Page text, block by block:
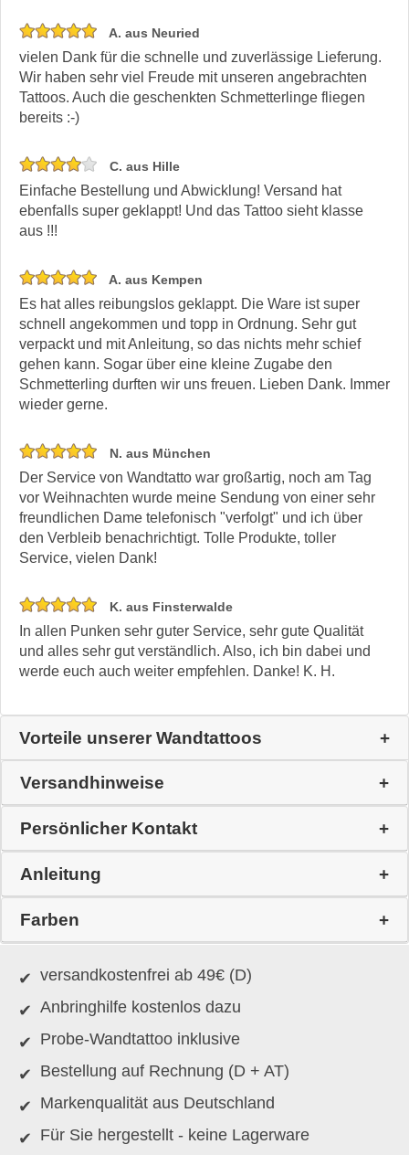
A. aus Neuried
vielen Dank für die schnelle und zuverlässige Lieferung.
Wir haben sehr viel Freude mit unseren angebrachten
Tattoos. Auch die geschenkten Schmetterlinge fliegen
bereits :-)
C. aus Hille
Einfache Bestellung und Abwicklung! Versand hat
ebenfalls super geklappt! Und das Tattoo sieht klasse
aus !!!
A. aus Kempen
Es hat alles reibungslos geklappt. Die Ware ist super
schnell angekommen und topp in Ordnung. Sehr gut
verpackt und mit Anleitung, so das nichts mehr schief
gehen kann. Sogar über eine kleine Zugabe den
Schmetterling durften wir uns freuen. Lieben Dank. Immer
wieder gerne.
N. aus München
Der Service von Wandtatto war großartig, noch am Tag
vor Weihnachten wurde meine Sendung von einer sehr
freundlichen Dame telefonisch "verfolgt" und ich über
den Verbleib benachrichtigt. Tolle Produkte, toller
Service, vielen Dank!
K. aus Finsterwalde
In allen Punken sehr guter Service, sehr gute Qualität
und alles sehr gut verständlich. Also, ich bin dabei und
werde euch auch weiter empfehlen. Danke! K. H.
Vorteile unserer Wandtattoos
Versandhinweise
Persönlicher Kontakt
Anleitung
Farben
versandkostenfrei ab 49€ (D)
Anbringhilfe kostenlos dazu
Probe-Wandtattoo inklusive
Bestellung auf Rechnung (D + AT)
Markenqualität aus Deutschland
Für Sie hergestellt - keine Lagerware